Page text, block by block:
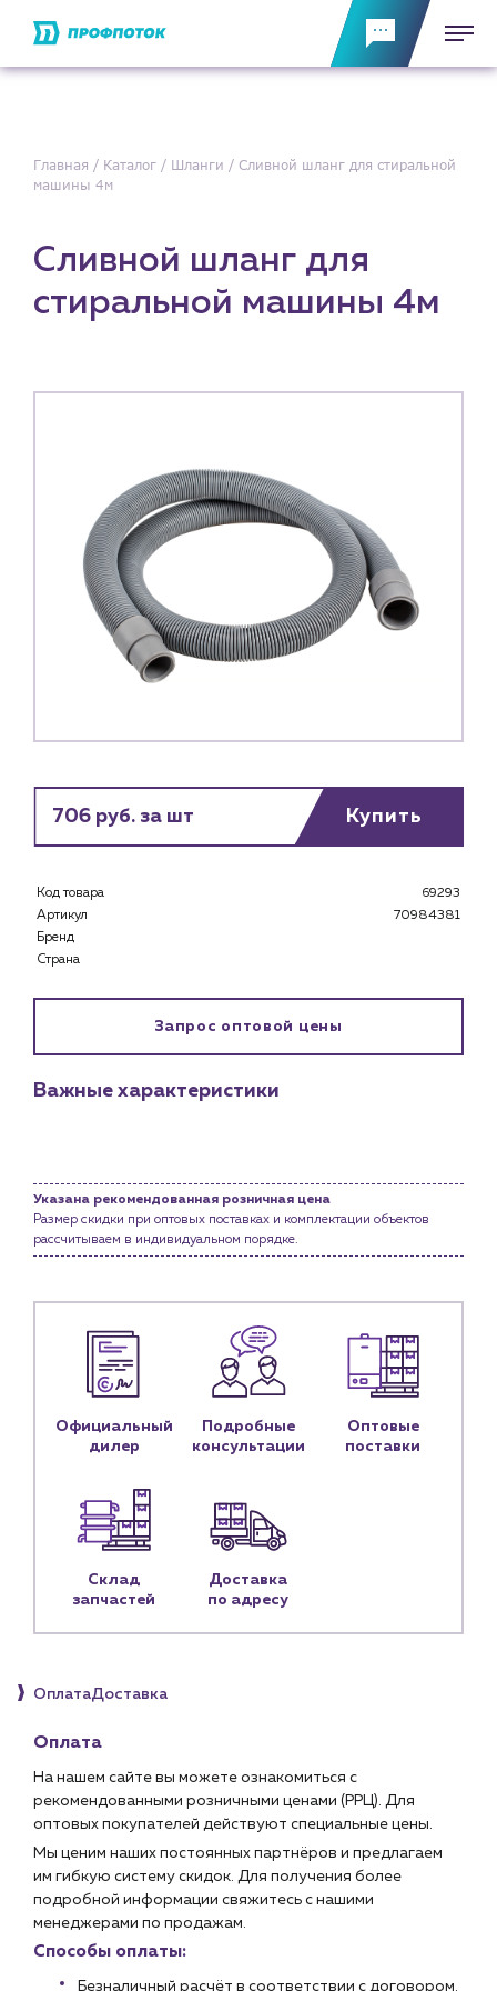
Клиентам
Снабженцам и подрядным организациям
История компании
Доставка
Портфолио
Новости
Личный кабинет
Контактные данные
sales@profpotok.ru
г. Краснодар, ул. Российская, 63
Главная Каталог Шланги
Сливной шланг для стиральной
машины 4м
Сливной шланг для
стиральной машины 4м
706 руб. за шт Купить
Код товара
69293
Артикул
70984381
Бренд
Страна
Запрос оптовой цены
Важные характеристики
Указана рекомендованная розничная цена
Размер скидки при оптовых поставках и комплектации объектов
рассчитываем в индивидуальном порядке.
Официальный
дилер
Подробные
консультации
Оптовые
поставки
Склад
запчастей
Доставка
по адресу
ОплатаДоставка
Оплата
На нашем сайте вы можете ознакомиться с
рекомендованными розничными ценами (РРЦ). Для
оптовых покупателей действуют специальные цены.
Мы ценим наших постоянных партнёров и предлагаем
им гибкую систему скидок. Для получения более
подробной информации свяжитесь с нашими
менеджерами по продажам.
Способы оплаты:
Безналичный расчёт в соответствии с договором.